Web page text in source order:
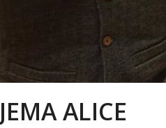
ALICE